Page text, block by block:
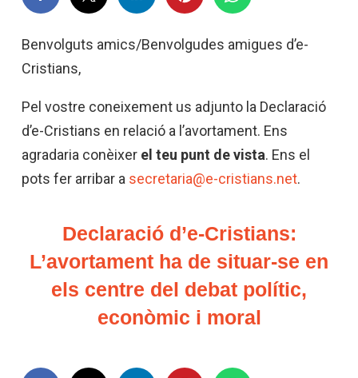
Benvolguts amics/Benvolgudes amigues d’e-
Cristians,
Pel vostre coneixement us adjunto la Declaració
d’e-Cristians en relació a l’avortament. Ens
agradaria conèixer el teu punt de vista. Ens el
pots fer arribar a secretaria@e-cristians.net.
Declaració d’e-Cristians:
L’avortament ha de situar-se en
els centre del debat polític,
econòmic i moral